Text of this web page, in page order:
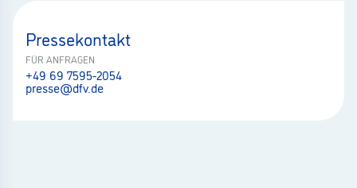
Pressekontakt
FÜR ANFRAGEN
+49 69 7595-2054
presse@dfv.de